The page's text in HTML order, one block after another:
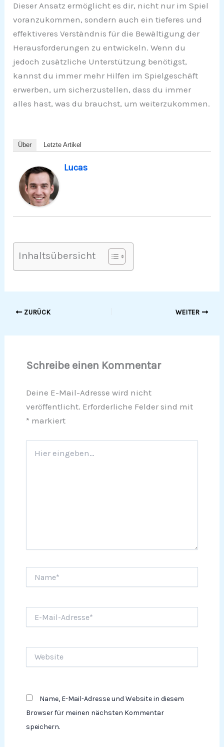
Dieser Ansatz ermöglicht es dir, nicht nur im Spiel
voranzukommen, sondern auch ein tieferes und
effektiveres Verständnis für die Bewältigung der
Herausforderungen zu entwickeln. Wenn du
jedoch zusätzliche Unterstützung benötigst,
kannst du immer mehr Hilfen im Spielgeschäft
erwerben, um sicherzustellen, dass du immer
alles hast, was du brauchst, um weiterzukommen.
Über Letzte Artikel
Lucas
Inhaltsübersicht
ZURÜCK WEITER
Schreibe einen Kommentar
Deine E-Mail-Adresse wird nicht
veröffentlicht. Erforderliche Felder sind mit
* markiert
eingeben…
Mail-
Name, E-Mail-Adresse und Website in diesem
Browser für meinen nächsten Kommentar
speichern.